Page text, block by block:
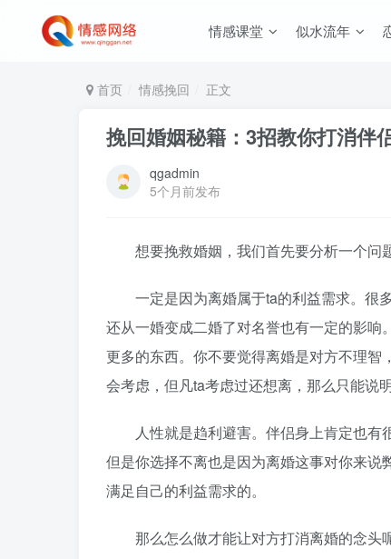
情感课堂 似水流年
首页 情感挽回 正文
挽回婚姻秘籍：3招教你打消伴
qgadmin
5个月前发布
想要挽救婚姻，我们首先要分析一个问
一定是因为离婚属于ta的利益需求。很
还从一婚变成二婚了对名誉也有一定的影
更多的东西。你不要觉得离婚是对方不理
会考虑，但凡ta考虑过还想离，那么只能说
人性就是趋利避害。伴侣身上肯定也有
但是你选择不离也是因为离婚这事对你来
满足自己的利益需求的。
那么怎么做才能让对方打消离婚的念头